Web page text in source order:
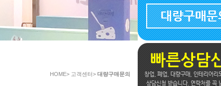
HOME> 고객센터> 대량구매문의